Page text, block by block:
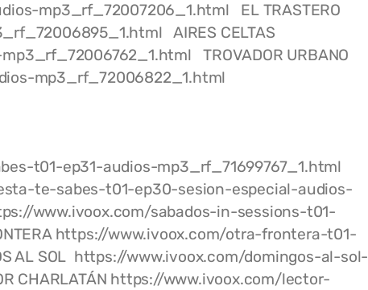
mp3_rf_72007206_1.html EL TRASTERO
AIRES CELTAS
TROVADOR URBANO
mp3_rf_72006822_1.html
t01-ep31-audios-mp3_rf_71699767_1.html
esta-te-sabes-t01-ep30-sesion-especial-audios-
www.ivoox.com/sabados-in-sessions-t01-
https://www.ivoox.com/otra-frontera-t01-
AL SOL https://www.ivoox.com/domingos-al-sol-
CHARLATÁN https://www.ivoox.com/lector-